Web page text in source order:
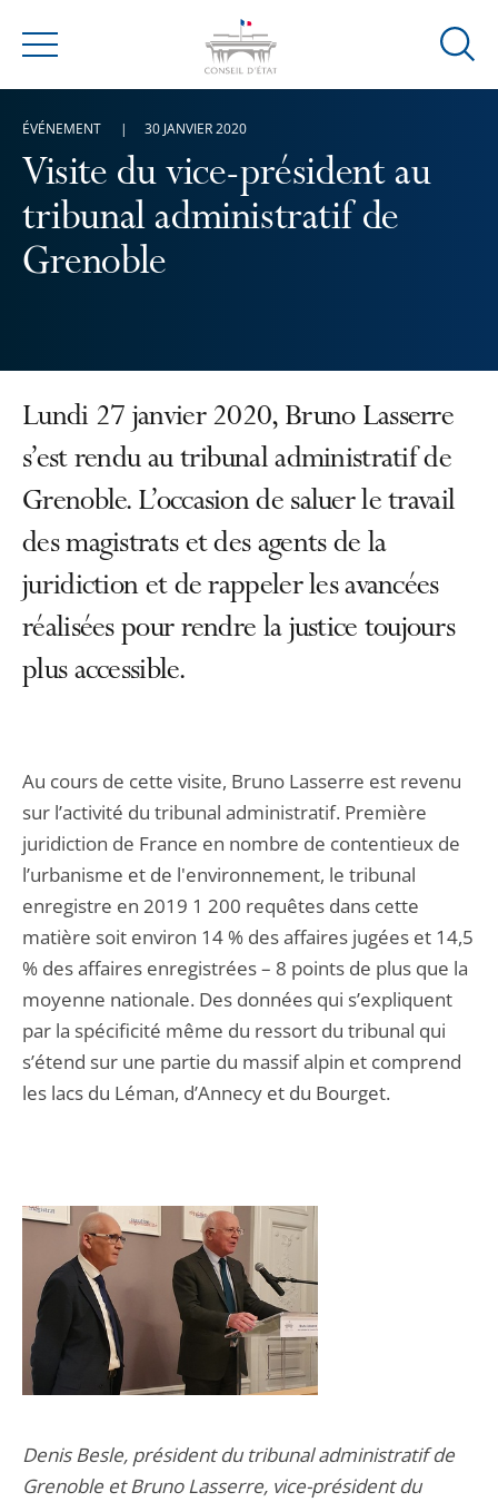
Menu
Ouvrir
Visite du vice-président au
tribunal administratif de
Grenoble
ÉVÉNEMENT 30 JANVIER 2020
Lundi 27 janvier 2020, Bruno Lasserre
s’est rendu au tribunal administratif de
Grenoble. L’occasion de saluer le travail
des magistrats et des agents de la
juridiction et de rappeler les avancées
réalisées pour rendre la justice toujours
plus accessible.
Au cours de cette visite, Bruno Lasserre est revenu
sur l’activité du tribunal administratif. Première
juridiction de France en nombre de contentieux de
l’urbanisme et de l'environnement, le tribunal
enregistre en 2019 1 200 requêtes dans cette
matière soit environ 14 % des affaires jugées et 14,5
% des affaires enregistrées – 8 points de plus que la
moyenne nationale. Des données qui s’expliquent
par la spécificité même du ressort du tribunal qui
s’étend sur une partie du massif alpin et comprend
les lacs du Léman, d’Annecy et du Bourget.
Denis Besle, président du tribunal administratif de
Grenoble et Bruno Lasserre, vice-président du